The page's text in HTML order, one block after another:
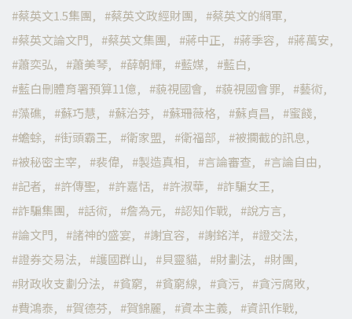
蔡英文1.5集團
蔡英文政經財團
蔡英文的網軍
蔡英文論文門
蔡英文集團 蔣中正 蔣季容
蔣萬安
蕭奕弘
蕭美琴 薛朝輝 藍媒
藍白
藍白刪體育署預算11億
藐視國會 藐視國會罪
藝術
藻礁
蘇巧慧 蘇治芬 蘇珊薇格 蘇貞昌
蜜餞
蟾蜍
街頭霸王 衛家盟 衛福部
被攔截的訊息
被秘密主宰
裴偉 製造真相 言論審查
言論自由
記者
許傳聖 許嘉恬 許淑華
詐騙女王
詐騙集團
話術 詹為元 認知作戰
說方言
論文門
諸神的盛宴 謝宜容 謝銘洋
證交法
證券交易法
護國群山 貝靈貓 財劃法
財團
財政收支劃分法
貧窮 貧窮線 貪污
貪污腐敗
費鴻泰
賀德芬 賀錦麗 資本主義 資訊作戰